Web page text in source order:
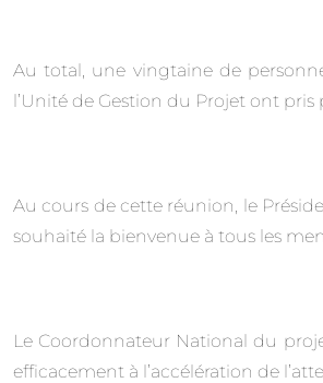
Au total, une vingtaine de
l’Unité de Gestion du Projet ont pris
Au cours de cette réunion, le
souhaité la bienvenue à tous les
Le Coordonnateur National du
efficacement à l’accélération de